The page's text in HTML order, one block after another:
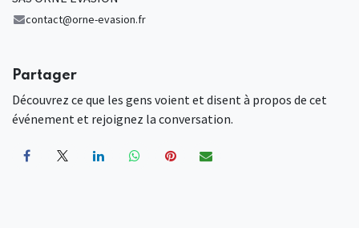
contact@orne-evasion.fr
Partager
Découvrez ce que les gens voient et disent à propos de cet
événement et rejoignez la conversation.